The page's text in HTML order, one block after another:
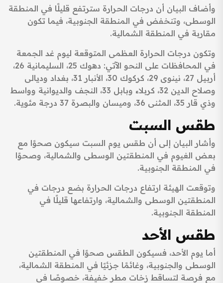
وأضاف البيان أن درجات الحرارة سترتفع قليلًا في المنطقة
الوسطى، وتنخفض في المنطقة الجنوبية، فيما تكون
مقاربة في المنطقة الشمالية.
وتكون درجات الحرارة العظمى المتوقعة ليوم غد الجمعة
في المحافظات على النحو الآتي: دهوك 25، السليمانية 26،
أربيل 27، نينوى 29، كركوك 30، الأنبار 31، بغداد وديالى
وصلاح الدين 32، كربلاء وبابل 33، النجف والديوانية وواسط
وذي قار 35، المثنى 36، وميسان والبصرة 37 درجة مئوية.
طقس السبت
وأشار البيان إلى أن طقس يوم السبت سيكون صحوًا مع
بعض الغيوم في المنطقتين الوسطى والشمالية، وصحوًا
في المنطقة الجنوبية.
وتوقعت الهيئة ارتفاع درجات الحرارة بضع درجات في
المنطقتين الوسطى والشمالية، وارتفاعها قليلًا في
المنطقة الجنوبية.
طقس الأحد
أما يوم الأحد، فسيكون الطقس صحوًا في المنطقتين
الوسطى والجنوبية، وغائمًا جزئيًا في المنطقة الشمالية،
مع فرصة لتساقط زخات مطر خفيفة، خصوصًا في